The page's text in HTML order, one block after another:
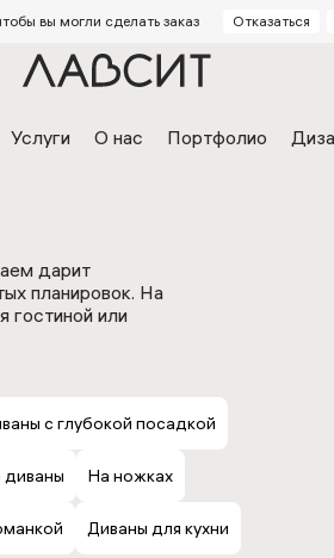
вы могли сделать заказ Отказаться
Дизайнерские кровати
Услуги О нас
Отзывы Яндекс
Портфолио
дарит
планировок. На
гостиной или
с глубокой посадкой
диваны На ножках
Диваны для кухни